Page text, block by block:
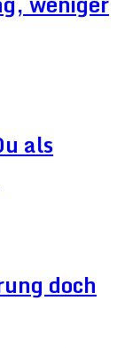
als
doch